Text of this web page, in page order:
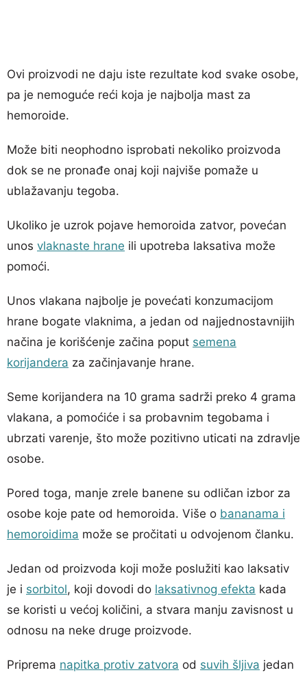
Ovi proizvodi ne daju iste rezultate kod svake osobe,
pa je nemoguće reći koja je najbolja mast za
hemoroide.
Može biti neophodno isprobati nekoliko proizvoda
dok se ne pronađe onaj koji najviše pomaže u
ublažavanju tegoba.
Ukoliko je uzrok pojave hemoroida zatvor, povećan
unos vlaknaste hrane ili upotreba laksativa može
pomoći.
Unos vlakana najbolje je povećati konzumacijom
hrane bogate vlaknima, a jedan od najjednostavnijih
načina je korišćenje začina poput semena
korijandera za začinjavanje hrane.
Seme korijandera na 10 grama sadrži preko 4 grama
vlakana, a pomoćiće i sa probavnim tegobama i
ubrzati varenje, što može pozitivno uticati na zdravlje
osobe.
Pored toga, manje zrele banene su odličan izbor za
osobe koje pate od hemoroida. Više o bananama i
hemoroidima može se pročitati u odvojenom članku.
Jedan od proizvoda koji može poslužiti kao laksativ
je i sorbitol, koji dovodi do laksativnog efekta kada
se koristi u većoj količini, a stvara manju zavisnost u
odnosu na neke druge proizvode.
Priprema napitka protiv zatvora od suvih šljiva jedan